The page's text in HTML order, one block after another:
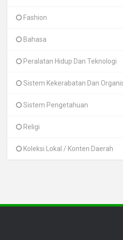
Fashion
Bahasa
Peralatan Hidup Dan Teknologi
Sistem Kekerabatan Dan
Sistem Pengetahuan
Religi
Koleksi Lokal / Konten Daerah